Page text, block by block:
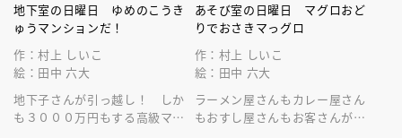
地下室の日曜日 ゆめのこうき
ゅうマンションだ！
作：村上 しいこ
絵：田中 六大
地下子さんが引っ越し！ しか
も３０００万円もする高級マン
あそび室の日曜日 マグロおど
りでおさきマっグロ
作：村上 しいこ
絵：田中 六大
ラーメン屋さんもカレー屋さん
もおすし屋さんもお客さんがこ